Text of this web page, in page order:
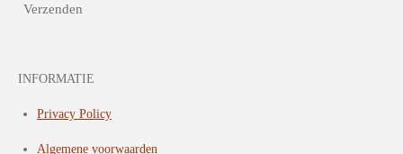
Verzenden
INFORMATIE
Privacy Policy
Algemene voorwaarden